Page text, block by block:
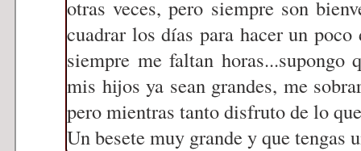
otras veces, pero siempre son
cuadrar los días para hacer un
siempre me faltan horas...supongo
mis hijos ya sean grandes, me
pero mientras tanto disfruto de lo
Un besete muy grande y que tengas